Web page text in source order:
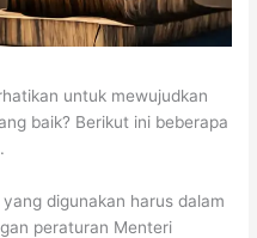
untuk mewujudkan
baik? Berikut ini beberapa
digunakan harus dalam
peraturan Menteri